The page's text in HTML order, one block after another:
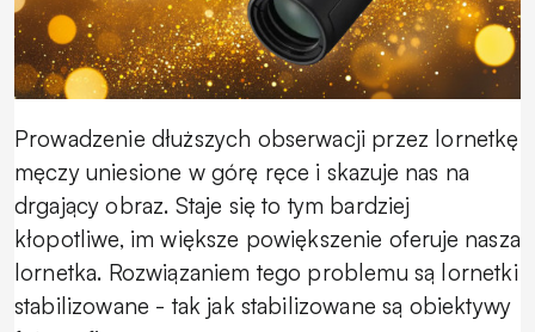
Prowadzenie dłuższych obserwacji przez lornetkę
męczy uniesione w górę ręce i skazuje nas na
drgający obraz. Staje się to tym bardziej
kłopotliwe, im większe powiększenie oferuje nasza
lornetka. Rozwiązaniem tego problemu są lornetki
stabilizowane - tak jak stabilizowane są obiektywy